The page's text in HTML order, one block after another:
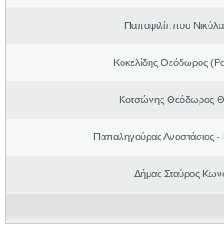
Παπαφιλίππου
Κοκελίδης Θεόδωρος
Κοτσώνης Θεόδωρος
Παπαληγούρας Αναστάσιος -
Δήμας Σταύρος